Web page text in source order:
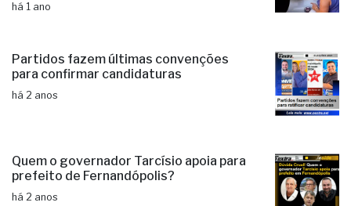
há 1 ano
Partidos fazem últimas convenções
para confirmar candidaturas
há 2 anos
Quem o governador Tarcísio apoia para
prefeito de Fernandópolis?
há 2 anos